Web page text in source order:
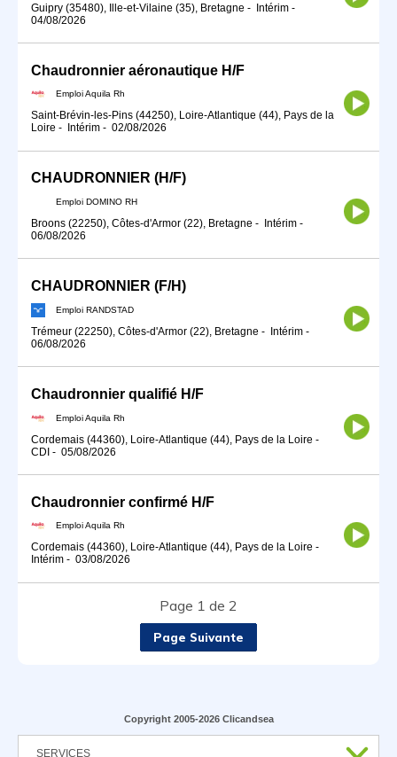
Guipry (35480), Ille-et-Vilaine (35), Bretagne - Intérim -
04/08/2026
Chaudronnier aéronautique H/F
Emploi Aquila Rh
Saint-Brévin-les-Pins (44250), Loire-Atlantique (44), Pays de la
Loire - Intérim - 02/08/2026
CHAUDRONNIER (H/F)
Emploi DOMINO RH
Broons (22250), Côtes-d'Armor (22), Bretagne - Intérim -
06/08/2026
CHAUDRONNIER (F/H)
Emploi RANDSTAD
Trémeur (22250), Côtes-d'Armor (22), Bretagne - Intérim -
06/08/2026
Chaudronnier qualifié H/F
Emploi Aquila Rh
Cordemais (44360), Loire-Atlantique (44), Pays de la Loire -
CDI - 05/08/2026
Chaudronnier confirmé H/F
Emploi Aquila Rh
Cordemais (44360), Loire-Atlantique (44), Pays de la Loire -
Intérim - 03/08/2026
Page 1 de 2
Page Suivante
Copyright 2005-2026 Clicandsea
SERVICES